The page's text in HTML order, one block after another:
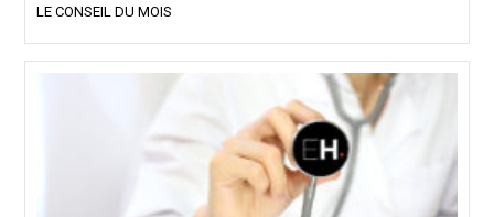
LE CONSEIL DU MOIS